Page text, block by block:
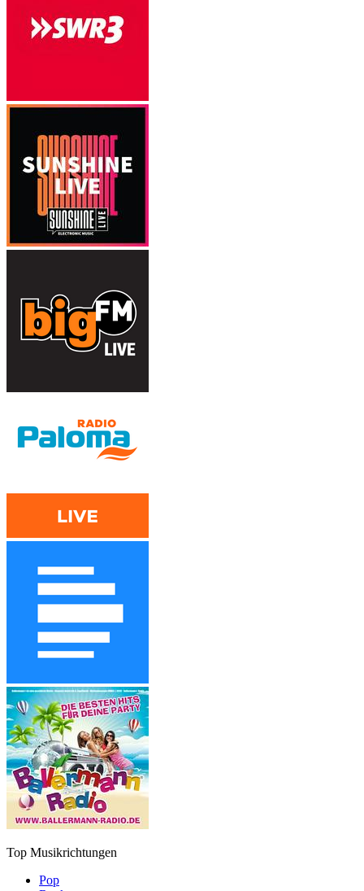
Top Musikrichtungen
Pop